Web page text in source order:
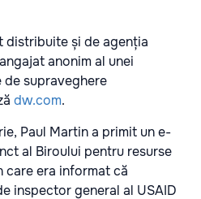
distribuite și de agenția
anonim al unei
supraveghere
dw.com.
Paul Martin a primit un e-
al Biroului pentru resurse
care era informat că
inspector general al USAID